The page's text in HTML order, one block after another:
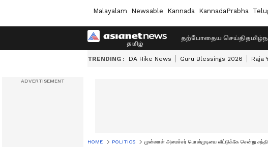
Malayalam Newsable Kannada KannadaPrabha
தற்போதைய செய்தி
TRENDING : DA Hike News Guru Blessings 2026 Raja
HOME POLITICS முன்னாள் அமைச்சர் பொன்முடியை வீட்டுக்கே சென்று